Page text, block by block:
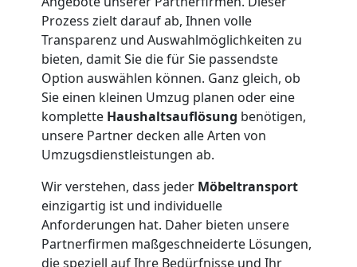
Prozess zielt darauf ab, Ihnen volle
Transparenz und Auswahlmöglichkeiten zu
bieten, damit Sie die für Sie passendste
Option auswählen können. Ganz gleich, ob
Sie einen kleinen Umzug planen oder eine
komplette Haushaltsauflösung benötigen,
unsere Partner decken alle Arten von
Umzugsdienstleistungen ab.
Wir verstehen, dass jeder Möbeltransport
einzigartig ist und individuelle
Anforderungen hat. Daher bieten unsere
Partnerfirmen maßgeschneiderte Lösungen,
die speziell auf Ihre Bedürfnisse und Ihr
Privatumzug
Dornbirn
Tresortransport
Dornbirn